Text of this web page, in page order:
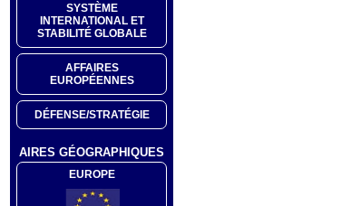
SYSTÈME
INTERNATIONAL ET
STABILITÉ GLOBALE
AFFAIRES
EUROPÉENNES
DÉFENSE/STRATÉGIE
AIRES GÉOGRAPHIQUES
EUROPE